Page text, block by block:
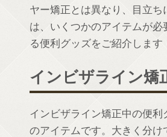
ヤー矯正とは異なり、目立
は、いくつかのアイテムが
る便利グッズをご紹介します
インビザライン矯
インビザライン矯正中の便
のアイテムです。大きく分け